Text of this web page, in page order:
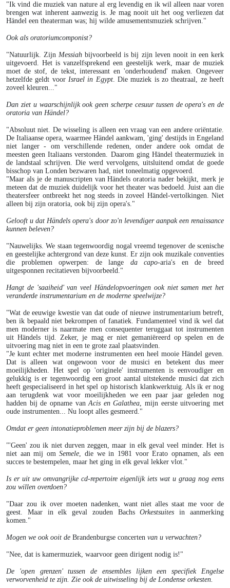
"Ik vind die muziek van nature al erg levendig en ik wil alleen naar voren
brengen wat inherent aanwezig is. Je mag nooit uit het oog verliezen dat
Händel een theaterman was; hij wilde amusementsmuziek schrijven."
Ook als oratoriumcomponist?
"Natuurlijk. ZijnMessiah bijvoorbeeld is bij zijn leven nooit in een kerk
uitgevoerd. Het is vanzelfsprekend een geestelijk werk, maar de muziek
moet de stof, de tekst, interessant en 'onderhoudend' maken. Ongeveer
hetzelfde geldt voor Israel in Egypt. Die muziek is zo theatraal, ze heeft
zoveel kleuren..."
Dan ziet u waarschijnlijk ook geen scherpe cesuur tussen de opera's en de
oratoria van Händel?
"Absoluut niet. De wisseling is alleen een vraag van een andere oriëntatie.
De Italiaanse opera, waarmee Händel aankwam, 'ging' destijds in Engeland
niet langer - om verschillende redenen, onder andere ook omdat de
meesten geen Italiaans verstonden. Daarom ging Händel theatermuziek in
de landstaal schrijven. Die werd vervolgens, uitsluitend omdat de goede
bisschop van Londen bezwaren had, niet toneelmatig opgevoerd.
"Maar als je de manuscripten van Händels oratoria nader bekijkt, merk je
meteen dat de muziek duidelijk voor het theater was bedoeld. Juist aan die
theatersfeer ontbreekt het nog steeds in zoveel Händel-vertolkingen. Niet
alleen bij zijn oratoria, ook bij zijn opera's."
Gelooft u dat Händels opera's door zo'n levendiger aanpak een renaissance
kunnen beleven?
"Nauwelijks. We staan tegenwoordig nogal vreemd tegenover de scenische
en geestelijke achtergrond van deze kunst. Er zijn ook muzikale conventies
die problemen opwerpen: de lange da capo-aria's en de breed
uitgesponnen recitatieven bijvoorbeeld."
Hangt de 'saaiheid' van veel Händelopvoeringen ook niet samen met het
veranderde instrumentarium en de moderne speelwijze?
"Wat de eeuwige kwestie van dat oude of nieuwe instrumentarium betreft,
ben ik bepaald niet bekrompen of fanatiek. Fundamenteel vind ik wel dat
men moderner is naarmate men consequenter teruggaat tot instrumenten
uit Händels tijd. Zeker, je mag er niet gemaniëreerd op spelen en de
uitvoering mag niet in een te grote zaal plaatsvinden.
"Je kunt echter met moderne instrumenten een heel mooie Händel geven.
Dat is alleen wat ongewoon voor de musici en betekent dus meer
moeilijkheden. Het spel op 'originele' instrumenten is eenvoudiger en
gelukkig is er tegenwoordig een groot aantal uitstekende musici dat zich
heeft gespecialiseerd in het spel op historisch klankwerktuig. Als ik er nog
aan terugdenk wat voor moeilijkheden we een paar jaar geleden nog
hadden bij de opname vanAcis en Galathea, mijn eerste uitvoering met
oude instrumenten... Nu loopt alles gesmeerd."
Omdat er geen intonatieproblemen meer zijn bij de blazers?
"'Geen' zou ik niet durven zeggen, maar in elk geval veel minder. Het is
niet aan mij omSemele, die we in 1981 voor Erato opnamen, als een
succes te bestempelen, maar het ging in elk geval lekker vlot."
Is er uit uw omvangrijke cd-repertoire eigenlijk iets wat u graag nog eens
zou willen overdoen?
"Daar zou ik over moeten nadenken, want niet alles staat me voor de
geest. Maar in elk geval zouden BachsOrkestsuites in aanmerking
komen."
Mogen we ook ooit de Brandenburgse concerten van u verwachten?
"Nee, dat is kamermuziek, waarvoor geen dirigent nodig is!"
De 'open grenzen' tussen de ensembles lijken een specifiek Engelse
verworvenheid te zijn. Zie ook de uitwisseling bij de Londense orkesten.